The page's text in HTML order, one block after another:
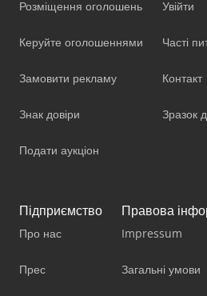
Розміщення оголошень
Керуйте оголошеннями
Замовити рекламу
Знак довіри
Подати аукціон
Увійти
Часті
Контакт
Зразок
Підприємство
Про нас
Прес
Правова
Impressum
Загальні умови